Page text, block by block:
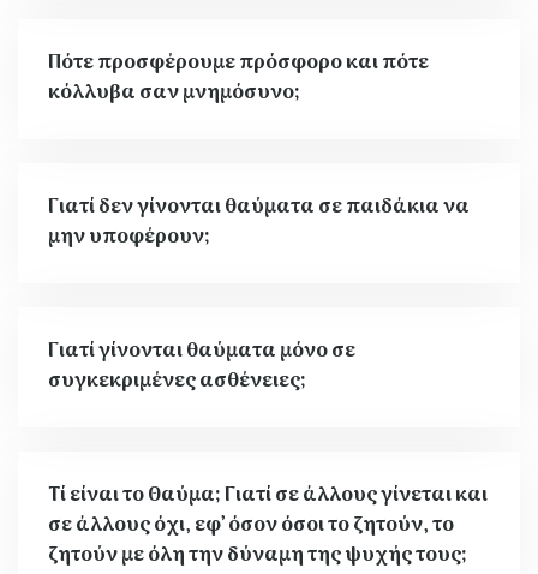
Πότε προσφέρουμε πρόσφορο και πότε
κόλλυβα σαν μνημόσυνο;
Γιατί δεν γίνονται θαύματα σε παιδάκια να
μην υποφέρουν;
Γιατί γίνονται θαύματα μόνο σε
συγκεκριμένες ασθένειες;
Τί είναι το Θαύμα; Γιατί σε άλλους γίνεται και
σε άλλους όχι, εφ’ όσον όσοι το ζητούν, το
ζητούν με όλη την δύναμη της ψυχής τους;